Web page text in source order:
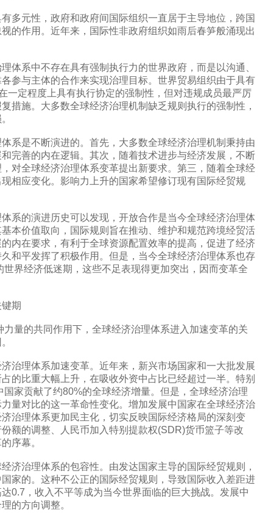
元性，政府和政府间国际组织一直居于主导地位，跨国
的作用。近年来，国际性非政府组织如雨后春笋般涌现出
系中不存在具有强制执行力的世界政府，而是以沟通、
参与主体的合作来实现治理目标。世界贸易组织由于具有
一定程度上具有执行协定的强制性，但对违规成员最严厉
措施。大多数全球经济治理机制缺乏规则执行的强制性，
是不断演进的。首先，大多数全球经济治理机制秉持由
完善的内在逻辑。其次，随着技术进步与经济发展，不断
对全球经济治理体系变革提出新要求。第三，随着全球经
相应变化。影响力上升的国家希望修订现有国际经贸规
的演进历史可以发现，开放合作是当今全球经济治理体
本价值取向，国际规则旨在推动、维护和规范跨境经贸活
内在要求，有利于全球资源配置效率的提高，促进了经济
和平发挥了积极作用。但是，当今全球经济治理体系也存
界经济低迷期，这些不足表现得更加突出，因而变革全
期
的共同作用下，全球经济治理体系进入加速变革的关
理体系加速变革。近年来，新兴市场国家和一大批发展
的比重大幅上升，在吸收外资中占比已经超过一半。特别
家贡献了约80%的全球经济增量。但是，全球经济治理
量对比的这一革命性变化。增加发展中国家在全球经济治
治理体系更加民主化，切实反映国际经济格局的深刻变
额的调整、人民币加入特别提款权(SDR)货币篮子等改
序幕。
治理体系的包容性。由发达国家主导的国际经贸规则，
家的。这种不公正的国际经贸规则，导致国际收入差距进
0.7，收入不平等成为当今世界面临的巨大挑战。发展中
的方向调整。